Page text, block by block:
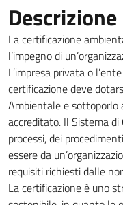
Descrizione
La certificazione
l’impegno di
L’impresa privata o
certificazione deve
Ambientale e sottoporlo
accreditato. Il Sistema
processi, dei
essere da
requisiti richiesti dalle
La certificazione è uno